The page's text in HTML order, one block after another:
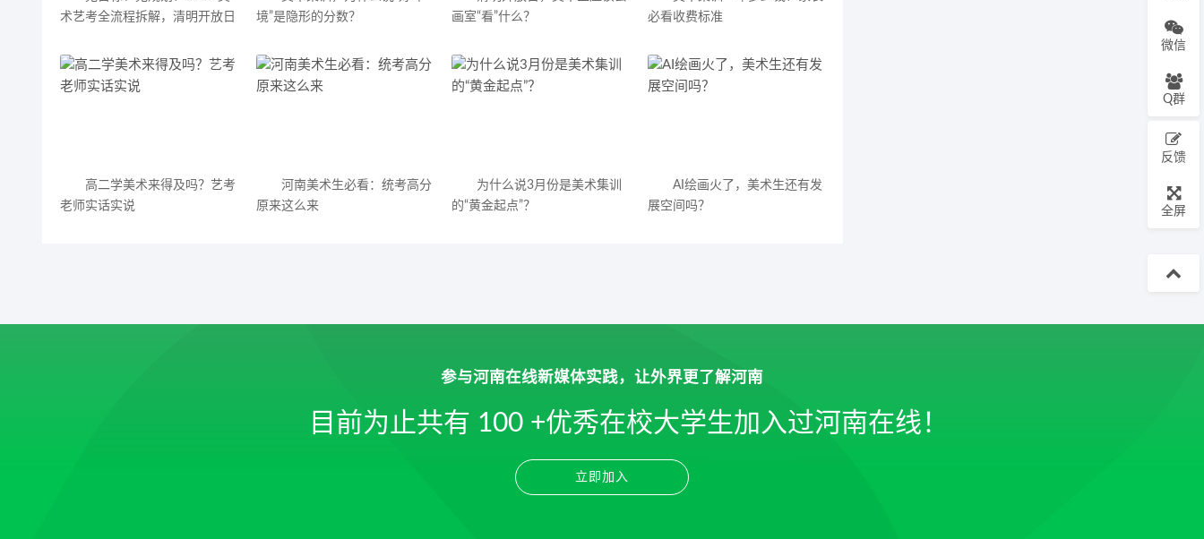
术艺考全流程拆解，清明开放日
境”是隐形的分数？
画室“看”什么？
必看收费标准
高二学美术来得及吗？艺考
老师实话实说
河南美术生必看：统考高分
原来这么来
为什么说3月份是美术集训
的“黄金起点”？
AI绘画火了，美术生还有发
展空间吗？
参与河南在线新媒体实践，让外界更了解河南
目前为止共有 100 +优秀在校大学生加入过河南在线！
立即加入
微信
Q群
反馈
全屏